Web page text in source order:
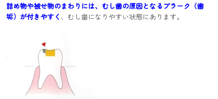
詰め物や被せ物のまわりには、むし歯の原因となるプラーク（歯
垢）が付きやすく 、むし歯になりやすい状態にあります。